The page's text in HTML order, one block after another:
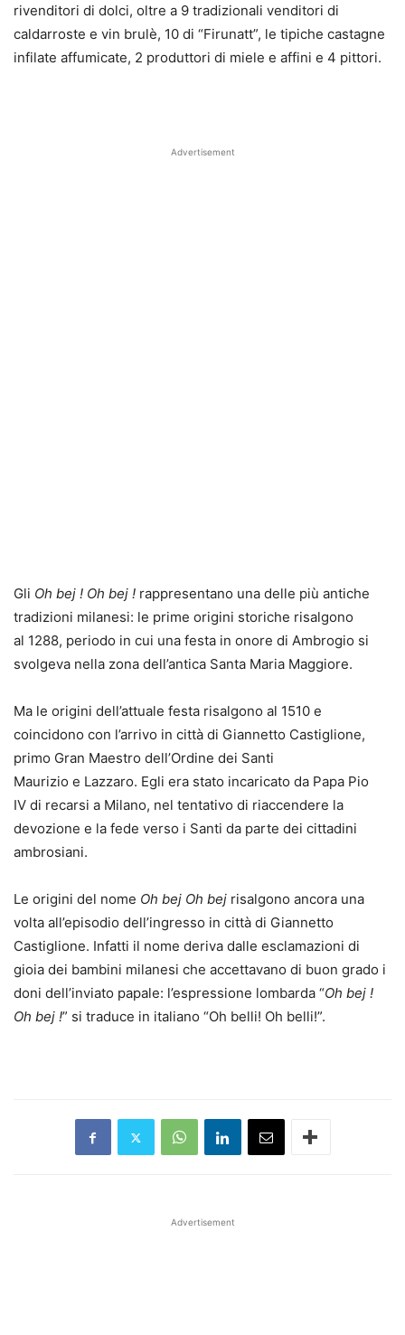
rivenditori di dolci, oltre a 9 tradizionali venditori di
caldarroste e vin brulè, 10 di “Firunatt”, le tipiche castagne
infilate affumicate, 2 produttori di miele e affini e 4 pittori.
Advertisement
Gli Oh bej ! Oh bej ! rappresentano una delle più antiche
tradizioni milanesi: le prime origini storiche risalgono
al 1288, periodo in cui una festa in onore di Ambrogio si
svolgeva nella zona dell’antica Santa Maria Maggiore.
Ma le origini dell’attuale festa risalgono al 1510 e
coincidono con l’arrivo in città di Giannetto Castiglione,
primo Gran Maestro dell’Ordine dei Santi
Maurizio e Lazzaro. Egli era stato incaricato da Papa Pio
IV di recarsi a Milano, nel tentativo di riaccendere la
devozione e la fede verso i Santi da parte dei cittadini
ambrosiani.
Le origini del nome Oh bej Oh bej risalgono ancora una
volta all’episodio dell’ingresso in città di Giannetto
Castiglione. Infatti il nome deriva dalle esclamazioni di
gioia dei bambini milanesi che accettavano di buon grado i
doni dell’inviato papale: l’espressione lombarda “Oh bej !
Oh bej !” si traduce in italiano “Oh belli! Oh belli!”.
Advertisement